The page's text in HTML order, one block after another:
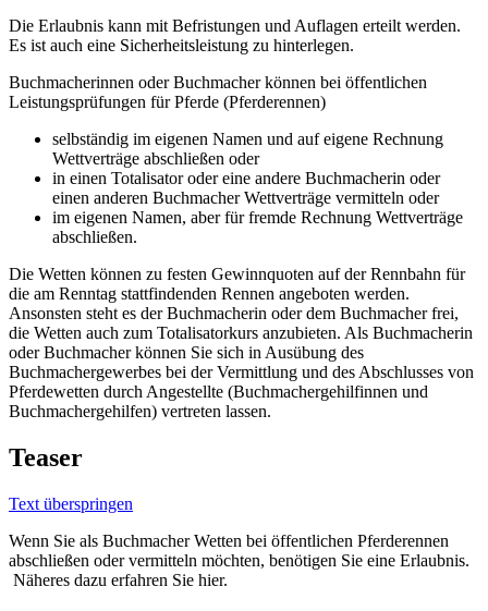
Die Erlaubnis kann mit Befristungen und Auflagen erteilt werden.
Es ist auch eine Sicherheitsleistung zu hinterlegen.
Buchmacherinnen oder Buchmacher können bei öffentlichen
Leistungsprüfungen für Pferde (Pferderennen)
selbständig im eigenen Namen und auf eigene Rechnung
Wettverträge abschließen oder
in einen Totalisator oder eine andere Buchmacherin oder
einen anderen Buchmacher Wettverträge vermitteln oder
im eigenen Namen, aber für fremde Rechnung Wettverträge
abschließen.
Die Wetten können zu festen Gewinnquoten auf der Rennbahn für
die am Renntag stattfindenden Rennen angeboten werden.
Ansonsten steht es der Buchmacherin oder dem Buchmacher frei,
die Wetten auch zum Totalisatorkurs anzubieten. Als Buchmacherin
oder Buchmacher können Sie sich in Ausübung des
Buchmachergewerbes bei der Vermittlung und des Abschlusses von
Pferdewetten durch Angestellte (Buchmachergehilfinnen und
Buchmachergehilfen) vertreten lassen.
Teaser
Text überspringen
Wenn Sie als Buchmacher Wetten bei öffentlichen Pferderennen
abschließen oder vermitteln möchten, benötigen Sie eine Erlaubnis.
Näheres dazu erfahren Sie hier.